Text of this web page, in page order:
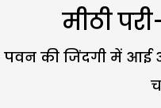
मीठी
पवन की जिंदगी में आई